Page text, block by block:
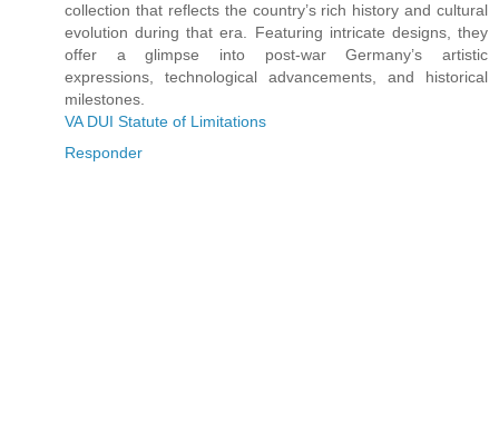
collection that reflects the country’s rich history and cultural
evolution during that era. Featuring intricate designs, they
offer a glimpse into post-war Germany’s artistic
expressions, technological advancements, and historical
milestones.
VA DUI Statute of Limitations
Responder